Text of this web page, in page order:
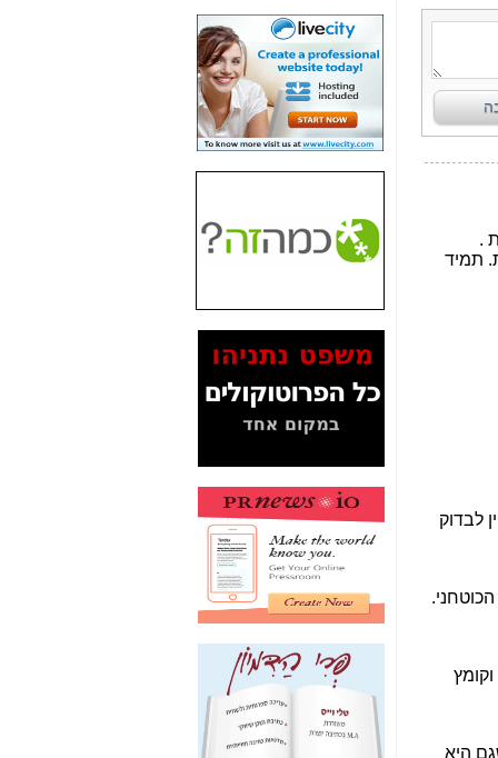
חשיפה: איוב קרא
אישר לקבוצת סלקום
בדיוק מה שביבי אישר
כאן
האם השר איוב קרא
היה צריך בכלל לחתום
על האישור, שנתן
האם ביבי וקרא קבלו
בכלל תמורה עבור
ההטבות הרגולטוריות
המסמכים בנושא בזק-
Yes (תיק 4000)
מוכיחים "תפירת תיק"
לאיש הלא נכון! -כאן
עובדות ומסמכים
האם ביבי כשר
תקשורת עזר לקב'
בזק? -כאן
מה מקור ה-Fake
News שהביא לתפירת
תיק לביבי והעלמת
החשודים הנכונים -כאן
אחת הרגליים של "תיק
4000 התפור"
התמוטטה היום
בניצחון (כפול) של בזק
-
כאן